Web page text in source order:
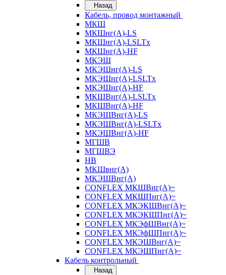
Назад
Кабель, провод монтажный
МКШ
МКШнг(А)-LS
МКШнг(А)-LSLTx
МКШнг(А)-HF
МКЭШ
МКЭШнг(А)-LS
МКЭШнг(А)-LSLTx
МКЭШнг(А)-HF
МКШВнг(A)-LSLTx
МКШВнг(А)-HF
МКЭШВнг(А)-LS
МКЭШВнг(A)-LSLTx
МКЭШВнг(А)-HF
МГШВ
МГШВЭ
НВ
МКШвнг(А)
МКЭШВнг(А)
CONFLEX МКШВнг(А)~
CONFLEX МКШПнг(А)~
CONFLEX МКЭКШВнг(А)~
CONFLEX МКЭКШПнг(А)~
CONFLEX МКЭфШВнг(А)~
CONFLEX МКЭфШПнг(А)~
CONFLEX МКЭШВнг(А)~
CONFLEX МКЭШПнг(А)~
Кабель контрольный
Назад